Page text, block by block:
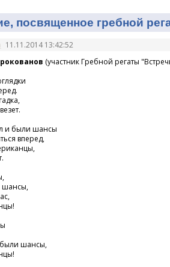
посвященное гребной
11.11.2014 13:42:52
(участник Гребной регаты
и были шансы
вперед,
шансы,
шансы,